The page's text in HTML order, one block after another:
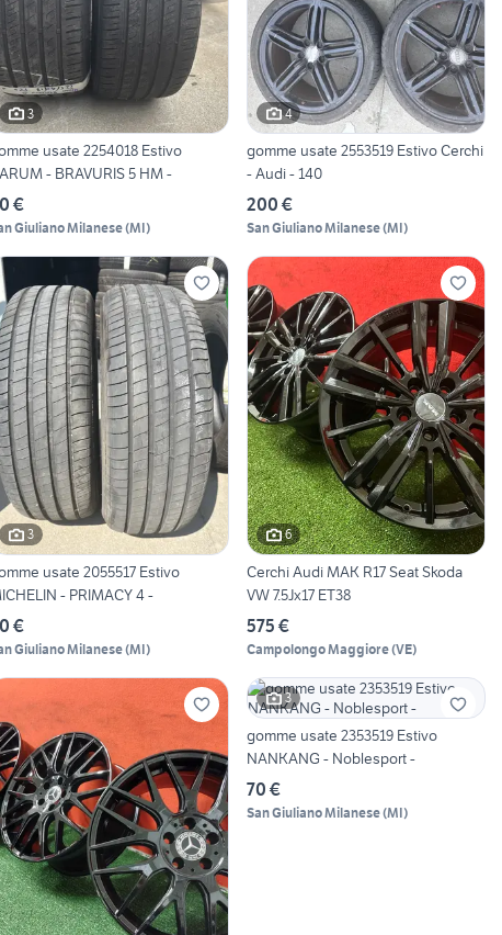
3
usate 2254018 Estivo
- BRAVURIS 5 HM -
€
Giuliano Milanese(MI)
4
gomme usate 2553519 Estivo Cerchi
- Audi - 140
200 €
San Giuliano Milanese(MI)
3
usate 2055517 Estivo
- PRIMACY 4 -
€
Giuliano Milanese(MI)
6
Cerchi Audi MAK R17 Seat Skoda
VW 7.5Jx17 ET38
575 €
Campolongo Maggiore(VE)
3
gomme usate 2353519 Estivo
NANKANG - Noblesport -
70 €
San Giuliano Milanese(MI)